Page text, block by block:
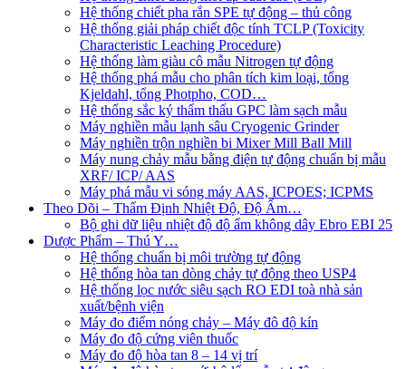
Hệ thống chiết pha rắn SPE tự động – thủ công
Hệ thống giải pháp chiết độc tính TCLP (Toxicity
Characteristic Leaching Procedure)
Hệ thống làm giàu cô mẫu Nitrogen tự động
Hệ thống phá mẫu cho phân tích kim loại, tổng
Kjeldahl, tổng Photpho, COD…
Hệ thống sắc ký thẩm thấu GPC làm sạch mẫu
Máy nghiền mẫu lạnh sâu Cryogenic Grinder
Máy nghiền trộn nghiền bi Mixer Mill Ball Mill
Máy nung chảy mẫu bằng điện tự động chuẩn bị mẫu
XRF/ ICP/ AAS
Máy phá mẫu vi sóng máy AAS, ICPOES; ICPMS
Theo Dõi – Thẩm Định Nhiệt Độ, Độ Ẩm…
Bộ ghi dữ liệu nhiệt độ độ ẩm không dây Ebro EBI 25
Dược Phẩm – Thú Y…
Hệ thống chuẩn bị môi trường tự động
Hệ thống hòa tan dòng chảy tự động theo USP4
Hệ thống lọc nước siêu sạch RO EDI​​ toà nhà sản
xuất/bệnh viện
Máy đo điểm nóng chảy – Máy đô độ kín
Máy đo độ cứng viên thuốc
Máy đo độ hòa tan 8 – 14 vị trí